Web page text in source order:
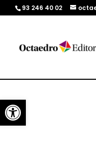
Abrir barra de herramientas
93 246 40 02